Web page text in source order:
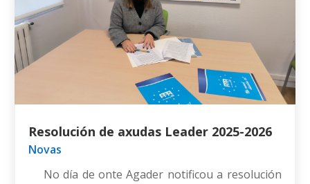
Resolución de axudas Leader 2025-2026
Novas
No día de onte Agader notificou a resolución